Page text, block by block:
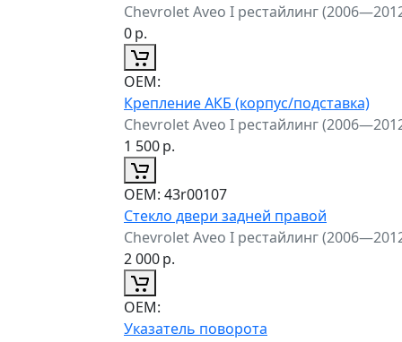
Chevrolet Aveo I рестайлинг
0р.
ОЕМ:
Крепление АКБ (корпус/подставка)
Chevrolet Aveo I рестайлинг
1 500р.
ОЕМ: 43r00107
Стекло двери задней правой
Chevrolet Aveo I рестайлинг
2 000р.
ОЕМ:
Указатель поворота